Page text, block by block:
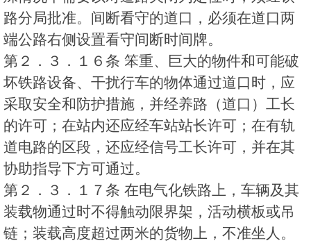
路分局批准。间断看守的道口，必须在道口两
端公路右侧设置看守间断时间牌。
第２．３．１６条 笨重、巨大的物件和可能破
坏铁路设备、干扰行车的物体通过道口时，应
采取安全和防护措施，并经养路（道口）工长
的许可；在站内还应经车站站长许可；在有轨
道电路的区段，还应经信号工长许可，并在其
协助指导下方可通过。
第２．３．１７条 在电气化铁路上，车辆及其
装载物通过时不得触动限界架，活动横板或吊
链；装载高度超过两米的货物上，不准坐人。